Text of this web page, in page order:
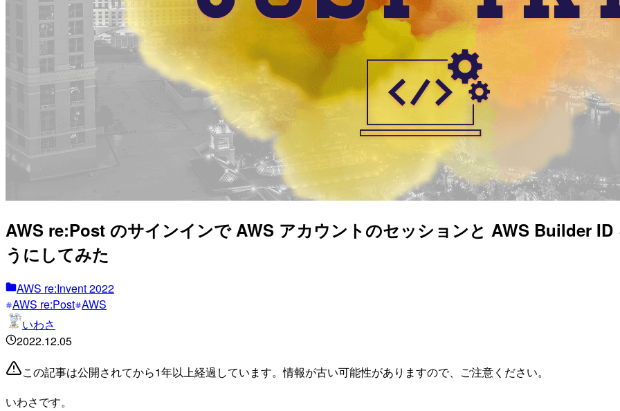
AWS re:Post のサインインで AWS アカウントのセッションと AWS Builder
うにしてみた
AWS re:Invent 2022
AWS re:Post AWS
いわさ
2022.12.05
この記事は公開されてから1年以上経過しています。情報が古い可能性がありますので、ご注意ください。
いわさです。